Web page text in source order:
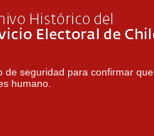
de seguridad para confirmar que
humano.